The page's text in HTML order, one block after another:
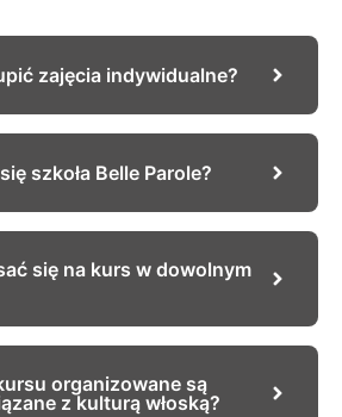
zajęcia indywidualne?
szkoła Belle Parole?
się na kurs w dowolnym
organizowane są
z kulturą włoską?